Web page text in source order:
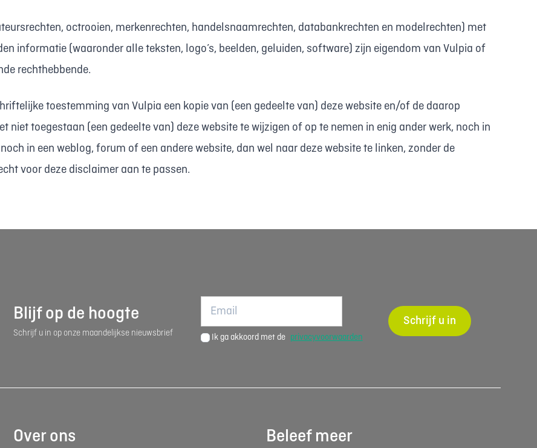
octrooien, merkenrechten, handelsnaamrechten, databankrechten en modelrechten) met
informatie (waaronder alle teksten, logo’s, beelden, geluiden, software) zijn eigendom van Vulpia of
rechthebbende.
toestemming van Vulpia een kopie van (een gedeelte van) deze website en/of de daarop
niet toegestaan (een gedeelte van) deze website te wijzigen of op te nemen in enig ander werk, noch in
in een weblog, forum of een andere website, dan wel naar deze website te linken, zonder de
voor deze disclaimer aan te passen.
Blijf op de hoogte
Schrijf u in op onze maandelijkse nieuwsbrief Ik ga akkoord met de privacyvoorwaarden
Schrijf u in
Over ons Beleef meer